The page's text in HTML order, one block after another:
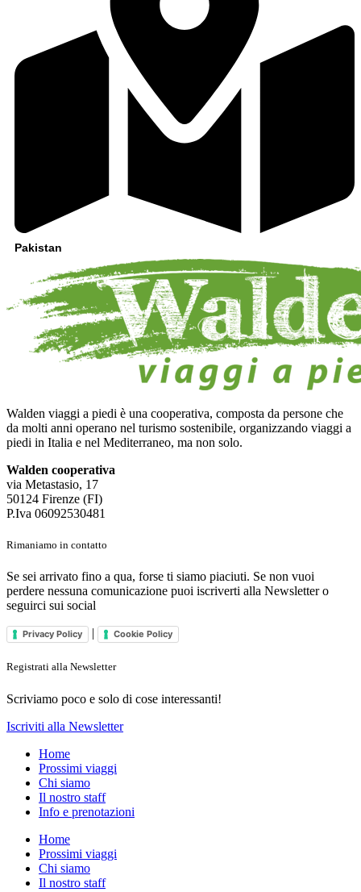
Pakistan
Walden viaggi a piedi è una cooperativa, composta da persone che
da molti anni operano nel turismo sostenibile, organizzando viaggi a
piedi in Italia e nel Mediterraneo, ma non solo.
Walden cooperativa
via Metastasio, 17
50124 Firenze (FI)
P.Iva 06092530481
Rimaniamo in contatto
Se sei arrivato fino a qua, forse ti siamo piaciuti. Se non vuoi
perdere nessuna comunicazione puoi iscriverti alla Newsletter o
seguirci sui social
Privacy Policy | Cookie Policy
Registrati alla Newsletter
Scriviamo poco e solo di cose interessanti!
Iscriviti alla Newsletter
Home
Prossimi viaggi
Chi siamo
Il nostro staff
Info e prenotazioni
Home
Prossimi viaggi
Chi siamo
Il nostro staff